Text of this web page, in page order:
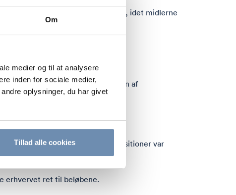
Om
medier og til at analysere
inden for sociale medier,
oplysninger, du har givet
Tillad alle cookies
for de enkelte overførsler, idet midlerne
E og forarbejderne hertil gjorde
tilbagebetaling.
ikke medfører, at skattepligten af
at de gennemførte dispositioner var
at tilbagebetale disse.
erhvervet ret til beløbene.